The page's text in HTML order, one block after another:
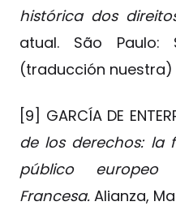
histórica dos
atual. São Paulo:
(traducción nuestra)
[9] GARCÍA DE
de los derechos: la
público
Francesa. Alianza,